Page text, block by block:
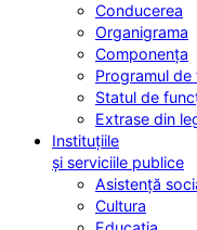
Conducerea
Organigrama
Componența
Programul
Statul de
Extrase din
Instituțiile
și serviciile publice
Asistență
Cultura